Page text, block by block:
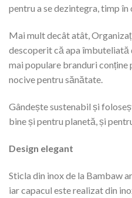
pentru a se dezintegra, timp
Mai mult decât atât,
descoperit că apa îmbuteliată
mai populare branduri
nocive pentru sănătate.
Gândește sustenabil și
bine și pentru planetă, și
Design elegant
Sticla din inox de la Bambaw
iar capacul este realizat din